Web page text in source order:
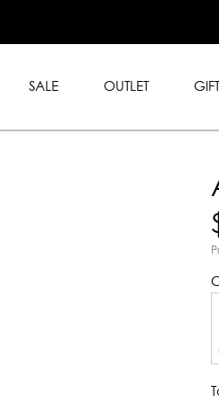
en toda la tienda con
American Express.
SALE OUTLET